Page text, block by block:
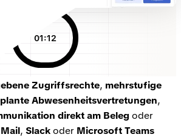
01:12
Zugriffsrechte, mehrstufige
Abwesenheitsvertretungen,
direkt am Beleg oder
, Slackoder Microsoft Teams